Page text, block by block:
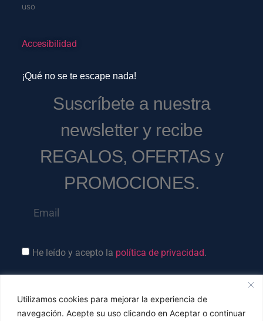
Utilizamos cookies para mejorar la experiencia de
navegación. Acepte su uso clicando en Aceptar o continuar
uso
Accesibilidad
¡Qué no se te escape nada!
Suscríbete a nuestra
newsletter y recibe
REGALOS, OFERTAS y
PROMOCIONES.
He leído y acepto la política de privacidad.
Suscríbete ⟶